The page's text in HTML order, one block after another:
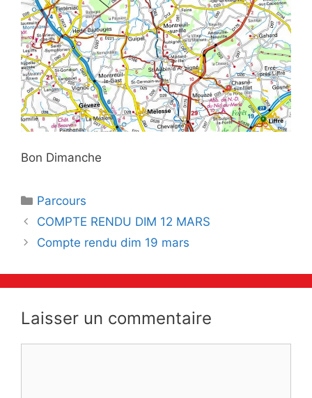
Bon Dimanche
Catégories
Parcours
Navigation
des
COMPTE RENDU DIM 12 MARS
Compte rendu dim 19 mars
Laisser un commentaire